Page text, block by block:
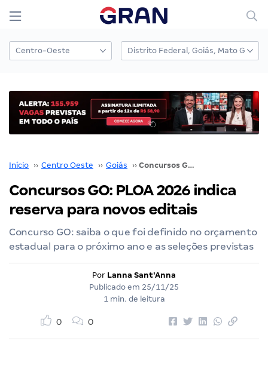
Início ›› Centro Oeste ›› Goiás ›› Concursos GO: PLOA 2026 indica reserva para novos editais
Concursos GO: PLOA 2026 indica
reserva para novos editais
Concurso GO: saiba o que foi definido no orçamento
estadual para o próximo ano e as seleções previstas
Por Lanna Sant'Anna
Publicado em 25/11/25
1 min. de leitura
0 0